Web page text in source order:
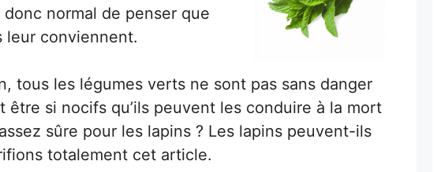
normal de penser que
leur conviennent.
tous les légumes verts ne sont pas sans danger
être si nocifs qu’ils peuvent les conduire à la mort
sûre pour les lapins ? Les lapins peuvent-ils
totalement cet article.